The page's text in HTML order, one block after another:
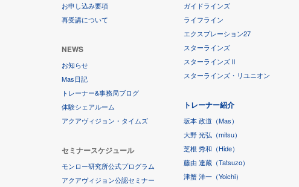
お申し込み要項
再受講について
NEWS
お知らせ
Mas日記
トレーナー&事務局ブログ
体験シェアルーム
アクアヴィジョン・タイムズ
セミナースケジュール
モンロー研究所公式プログラム
アクアヴィジョン公認セミナー
ガイドラインズ
ライフライン
エクスプレーション27
スターラインズ
スターラインズⅡ
スターラインズ・リユニオン
トレーナー紹介
坂本 政道（Mas）
大野 光弘（mitsu）
芝根 秀和（Hide）
藤由 達藏（Tatsuzo）
津蟹 洋一（Yoichi）